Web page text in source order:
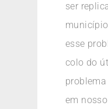
ser
esse
colo do
em